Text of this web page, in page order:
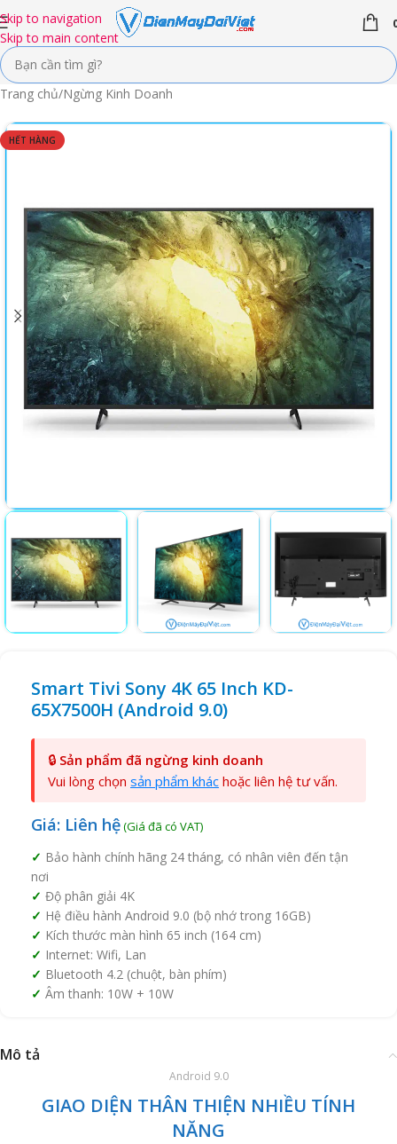
Skip to navigation
Skip to main content
Trang chủ/Ngừng Kinh Doanh
HẾT HÀNG
Smart Tivi Sony 4K 65 Inch KD-
65X7500H (Android 9.0)
🔒 Sản phẩm đã ngừng kinh doanh
Vui lòng chọn sản phẩm khác hoặc liên hệ tư vấn.
Giá: Liên hệ
Bảo hành chính hãng 24 tháng, có nhân viên đến tận
nơi
Độ phân giải 4K
Hệ điều hành Android 9.0 (bộ nhớ trong 16GB)
Kích thước màn hình 65 inch (164 cm)
Internet: Wifi, Lan
Bluetooth 4.2 (chuột, bàn phím)
Âm thanh: 10W + 10W
Mô tả
Android 9.0
GIAO DIỆN THÂN THIỆN NHIỀU TÍNH
NĂNG